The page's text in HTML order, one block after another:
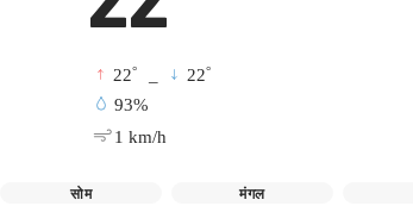
22° 22°
93%
1 km/h
सोम मंगल